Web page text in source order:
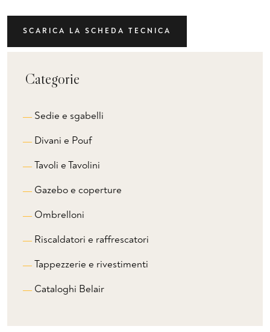
SCARICA LA SCHEDA TECNICA
Categorie
Sedie e sgabelli
Divani e Pouf
Tavoli e Tavolini
Gazebo e coperture
Ombrelloni
Riscaldatori e raffrescatori
Tappezzerie e rivestimenti
Cataloghi Belair